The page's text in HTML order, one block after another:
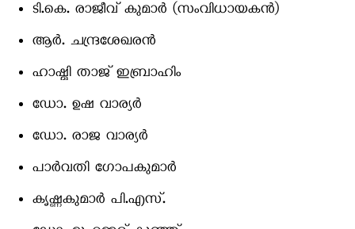
ടി.കെ. രാജീവ് കുമാർ (സംവിധായകൻ)
ആർ. ചന്ദ്രശേഖരൻ
ഹാഷ്മി താജ് ഇബ്രാഹിം
ഡോ. ഉഷ വാര്യർ
ഡോ. രാജ വാര്യർ
പാർവതി ഗോപകുമാർ
കൃഷ്ണകുമാർ പി.എസ്.